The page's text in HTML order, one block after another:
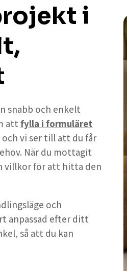
i
snabb och enkelt
attfylla i formuläret
vi ser till att du får
När du mottagit
villkor för att hitta den
och
anpassad efter ditt
så att du kan